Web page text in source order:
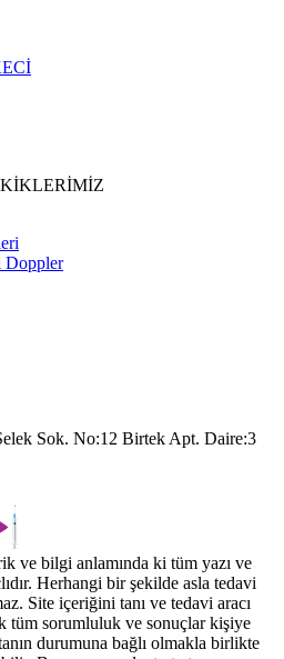
Doppler
Sok. No:12 Birtek Apt. Daire:3
ve bilgi anlamında ki tüm yazı ve
Herhangi bir şekilde asla tedavi
Site içeriğini tanı ve tedavi aracı
tüm sorumluluk ve sonuçlar kişiye
durumuna bağlı olmakla birlikte